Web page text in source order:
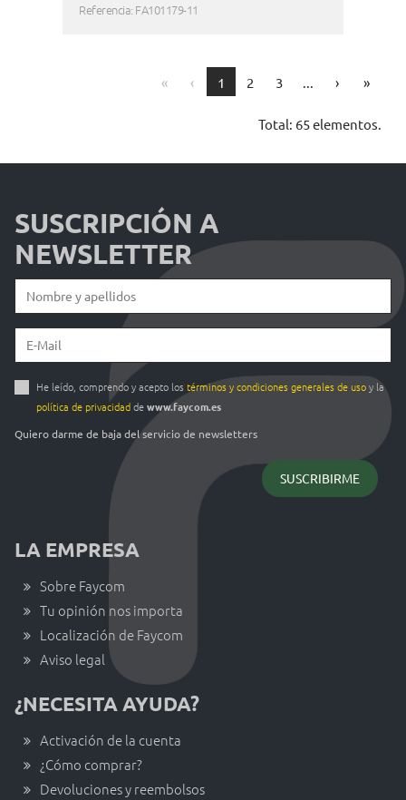
Referencia: FA101179-11
«First‹Previous
1 2 3 ... ›Next»Last
Total: 65 elementos.
SUSCRIPCIÓN A
NEWSLETTER
He leído, comprendo y acepto los términos y condiciones generales de usoy la
política de privacidaddewww.faycom.es
Quiero darme de baja del servicio de newsletters
LA EMPRESA
Sobre Faycom
Tu opinión nos importa
Localización de Faycom
Aviso legal
¿NECESITA AYUDA?
Activación de la cuenta
¿Cómo comprar?
Devoluciones y reembolsos